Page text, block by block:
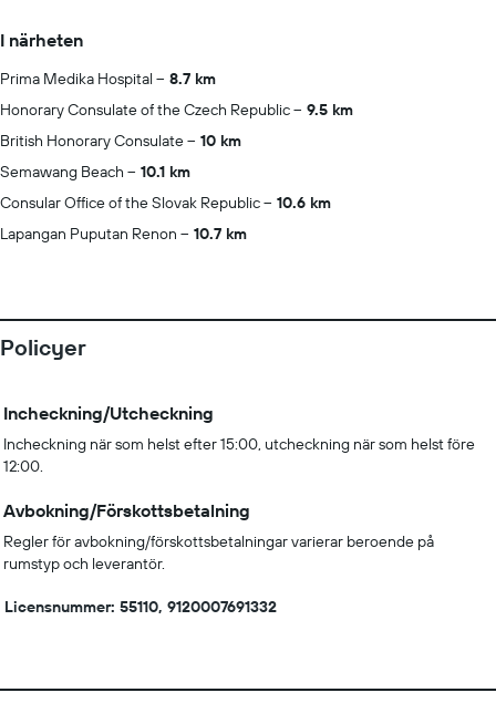
I närheten
Prima Medika Hospital
8.7 km
Honorary Consulate of the Czech Republic
9.5 km
British Honorary Consulate
10 km
Semawang Beach
10.1 km
Consular Office of the Slovak Republic
10.6 km
Lapangan Puputan Renon
10.7 km
Policyer
Incheckning/Utcheckning
Incheckning när som helst efter 15:00, utcheckning när som helst före
12:00.
Avbokning/Förskottsbetalning
Regler för avbokning/förskottsbetalningar varierar beroende på
rumstyp och leverantör.
Licensnummer: 55110, 9120007691332